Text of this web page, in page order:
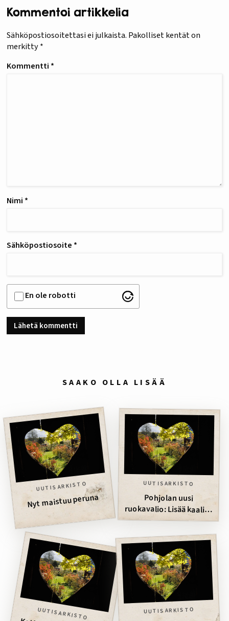
Kommentoi artikkelia
Sähköpostiosoitettasi ei julkaista. Pakolliset kentät on
merkitty*
Kommentti *
Nimi *
Sähköpostiosoite *
En ole robotti
SAAKO OLLA LISÄÄ
UUTISARKISTO
Nyt maistuu peruna
UUTISARKISTO
Pohjolan uusi
ruokavalio: Lisää kaalia,
marjoja ja perunaa
painonhallintaan
UUTISARKISTO UUTISARKISTO